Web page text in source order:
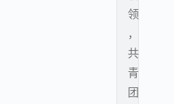
领
，
共
青
团